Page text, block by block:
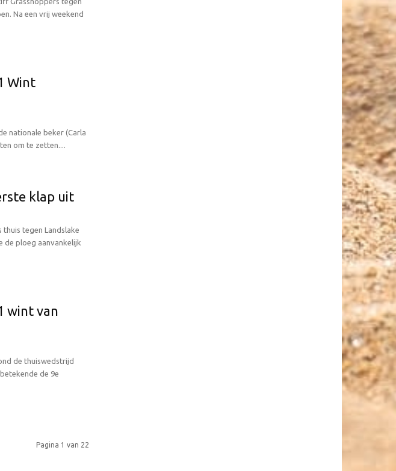
Na een vrij weekend
Wint
nationale beker (Carla
om te zetten....
klap uit
tegen Landslake
de ploeg aanvankelijk
wint van
de thuiswedstrijd
de 9e
Pagina 1 van 22